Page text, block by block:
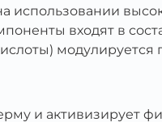
использовании
входят в
и активизирует